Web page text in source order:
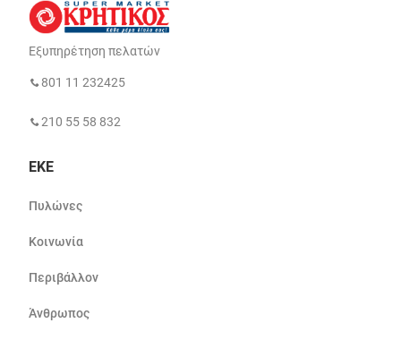
Εξυπηρέτηση πελατών
801 11 232425
210 55 58 832
ΕΚΕ
Πυλώνες
Κοινωνία
Περιβάλλον
Άνθρωπος